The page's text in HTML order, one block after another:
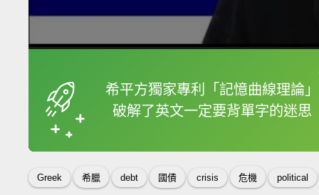
希平方獨家專利「記憶曲線理論」
破解了英文一定要背單字的迷思
框選或點兩下字幕可
Greek 希臘 debt 國債 crisis 危機 political